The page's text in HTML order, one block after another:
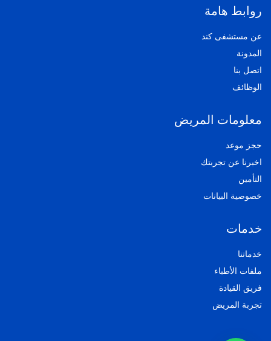
روابط هامة
عن مستشفى كند
المدونة
اتصل بنا
الوظائف
معلومات المريض
حجز موعد
اخبرنا عن تجربتك
التأمين
خصوصية البيانات
خدمات
خدماتنا
ملفات الأطباء
فريق القيادة
تجربة المريض